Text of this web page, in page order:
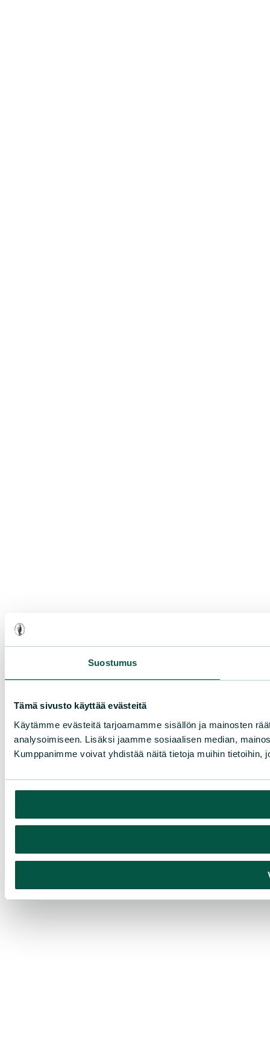
Suostumus
Tämä sivusto käyttää evästeitä
Käytämme evästeitä tarjoamamme sisällön ja mainosten
analysoimiseen. Lisäksi jaamme sosiaalisen median,
Kumppanimme voivat yhdistää näitä tietoja muihin tietoihin,